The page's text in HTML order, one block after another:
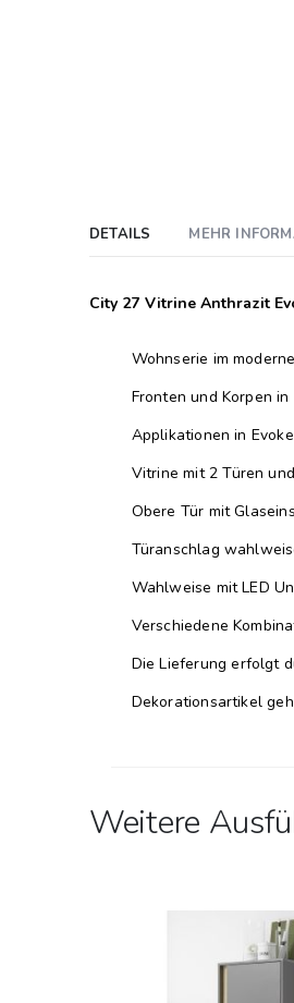
DETAILS
City 27 Vitrine Anthrazit
Wohnserie im
Fronten und Korpen in
Applikationen in
Vitrine mit 2 Türen
Obere Tür mit
Türanschlag
Wahlweise mit LED
Verschiedene
Die Lieferung erfolgt
Dekorationsartikel
Weitere
MEHR